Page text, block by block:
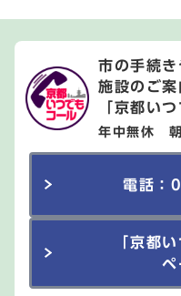
市の手続き
施設のご案
「京都い
年中無休
電話
「京都
ペ